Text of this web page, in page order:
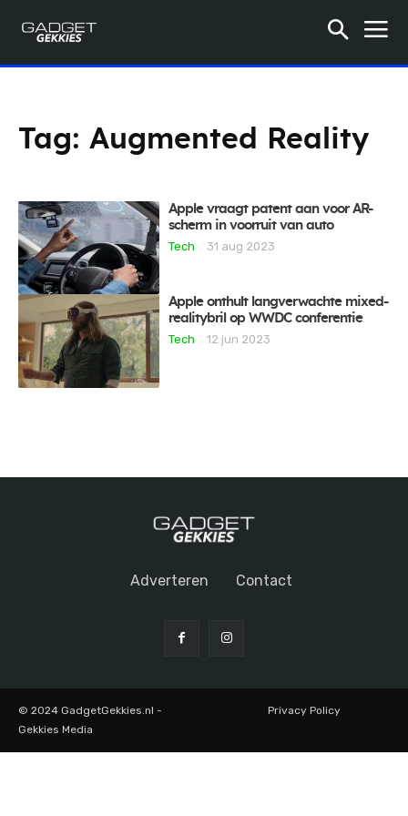
Tag: Augmented Reality
Apple vraagt patent aan voor AR-
scherm in voorruit van auto
Tech
31 aug 2023
Apple onthult langverwachte mixed-
realitybril op WWDC conferentie
Tech
12 jun 2023
Adverteren Contact
© 2024 GadgetGekkies.nl -
Gekkies Media
Privacy Policy